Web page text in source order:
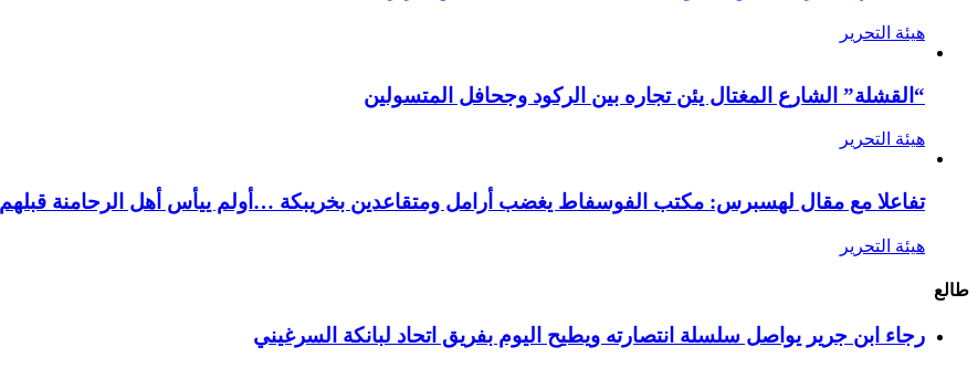
هيئة التحرير
“القشلة” الشارع المغتال يئن تجاره بين الركود وجحافل المتسولين
هيئة التحرير
تفاعلا مع مقال لهسبرس: مكتب الفوسفاط يغضب أرامل ومتقاعدين بخريبكة …أولم ييأس أهل الرحامنة قبلهم
هيئة التحرير
طالع
رجاء ابن جرير يواصل سلسلة انتصارته ويطيح اليوم بفريق اتحاد لبانكة السرغيني